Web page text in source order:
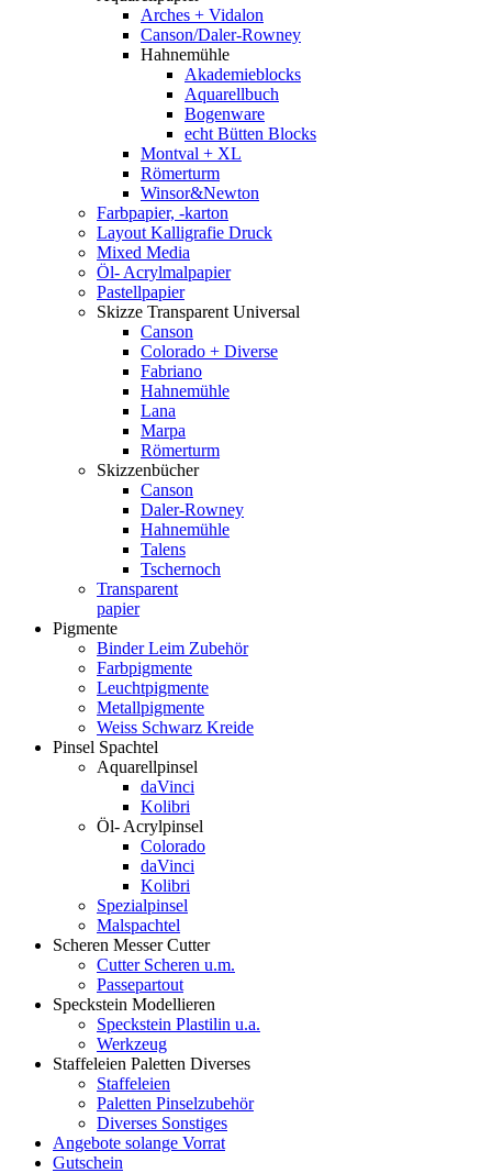
Arches + Vidalon
Canson/Daler-Rowney
Hahnemühle
Akademieblocks
Aquarellbuch
Bogenware
echt Bütten Blocks
Montval + XL
Römerturm
Winsor&Newton
Farbpapier, -karton
Layout Kalligrafie Druck
Mixed Media
Öl- Acrylmalpapier
Pastellpapier
Skizze Transparent Universal
Canson
Colorado + Diverse
Fabriano
Hahnemühle
Lana
Marpa
Römerturm
Skizzenbücher
Canson
Daler-Rowney
Hahnemühle
Talens
Tschernoch
Transparent
papier
Pigmente
Binder Leim Zubehör
Farbpigmente
Leuchtpigmente
Metallpigmente
Weiss Schwarz Kreide
Pinsel Spachtel
Aquarellpinsel
daVinci
Kolibri
Öl- Acrylpinsel
Colorado
daVinci
Kolibri
Spezialpinsel
Malspachtel
Scheren Messer Cutter
Cutter Scheren u.m.
Passepartout
Speckstein Modellieren
Speckstein Plastilin u.a.
Werkzeug
Staffeleien Paletten Diverses
Staffeleien
Paletten Pinselzubehör
Diverses Sonstiges
Angebote solange Vorrat
Gutschein